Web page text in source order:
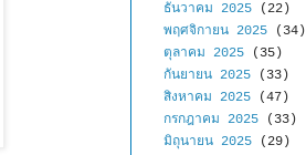
ธันวาคม 2025 (22)
พฤศจิกายน 2025 (34)
ตุลาคม 2025 (35)
กันยายน 2025 (33)
สิงหาคม 2025 (47)
กรกฎาคม 2025 (33)
มิถุนายน 2025 (29)